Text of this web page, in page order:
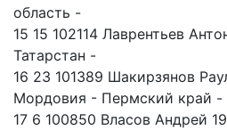
область -
15 15 102114 Лаврентьев
Татарстан -
16 23 101389 Шакирзянов
Мордовия - Пермский край -
17 6 100850 Власов Андрей